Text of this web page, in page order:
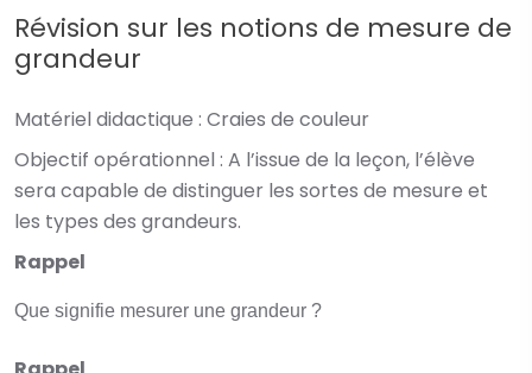
Révision sur les notions de mesure de
grandeur
Matériel didactique : Craies de couleur
Objectif opérationnel : A l’issue de la leçon, l’élève
sera capable de distinguer les sortes de mesure et
les types des grandeurs.
Rappel
Que signifie mesurer une grandeur ?